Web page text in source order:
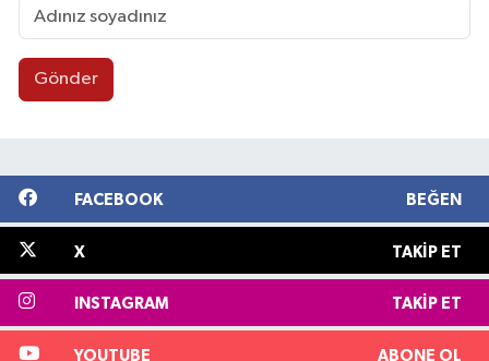
Gönder
FACEBOOK BEĞEN
X TAKIP ET
INSTAGRAM TAKIP ET
YOUTUBE ABONE OL